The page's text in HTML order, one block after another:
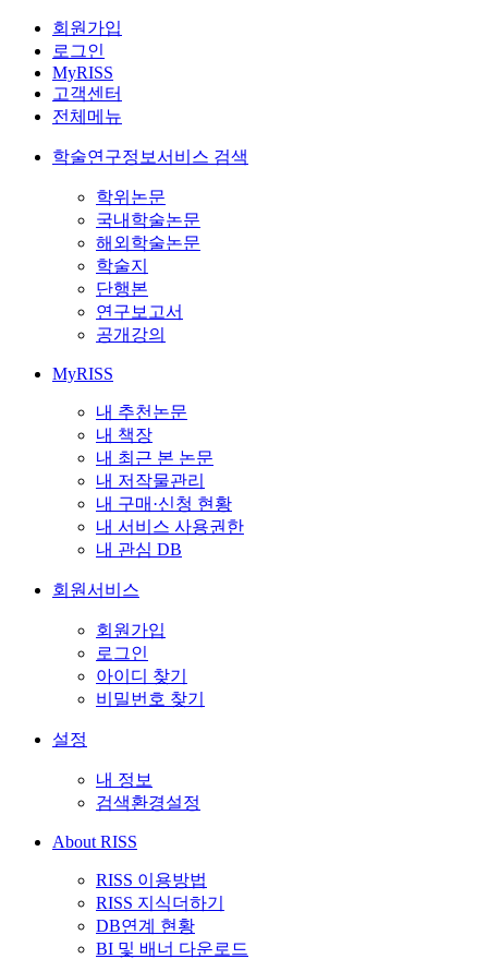
회원가입
로그인
MyRISS
고객센터
전체메뉴
학술연구정보서비스 검색
학위논문
국내학술논문
해외학술논문
학술지
단행본
연구보고서
공개강의
MyRISS
내 추천논문
내 책장
내 최근 본 논문
내 저작물관리
내 구매·신청 현황
내 서비스 사용권한
내 관심 DB
회원서비스
회원가입
로그인
아이디 찾기
비밀번호 찾기
설정
내 정보
검색환경설정
About RISS
RISS 이용방법
RISS 지식더하기
DB연계 현황
BI 및 배너 다운로드